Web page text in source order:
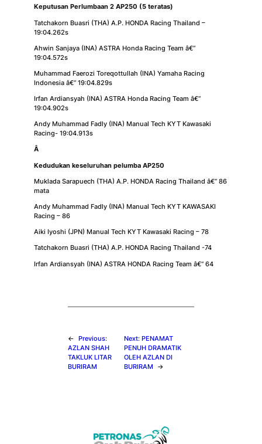
Keputusan Perlumbaan 2 AP250 (5 teratas)
Tatchakorn Buasri (THA) A.P. HONDA Racing Thailand –
19:04.262s
Ahwin Sanjaya (INA) ASTRA Honda Racing Team â€“
19:04.572s
Muhammad Faerozi Toreqottullah (INA) Yamaha Racing
Indonesia â€“ 19:04.829s
Irfan Ardiansyah (INA) ASTRA Honda Racing Team â€“
19:04.902s
Andy Muhammad Fadly (INA) Manual Tech KYT Kawasaki
Racing- 19:04.913s
Â
Kedudukan keseluruhan pelumba AP250
Muklada Sarapuech (THA) A.P. HONDA Racing Thailand â€“ 86
mata
Andy Muhammad Fadly (INA) Manual Tech KYT KAWASAKI
Racing – 86
Aiki Iyoshi (JPN) Manual Tech KYT Kawasaki Racing – 78
Tatchakorn Buasri (THA) A.P. HONDA Racing Thailand -74
Irfan Ardiansyah (INA) ASTRA HONDA Racing Team â€“ 64
←
Previous:
AZLAN SHAH
TAKLUK LITAR
BURIRAM
Next: PENAMAT
PENUH DRAMATIK
OLEH AZLAN DI
BURIRAM
→